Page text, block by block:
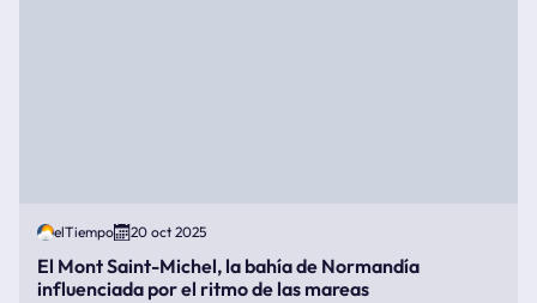
elTiempo 20 oct 2025
El Mont Saint-Michel, la bahía de Normandía
influenciada por el ritmo de las mareas